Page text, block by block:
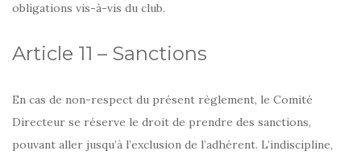
obligations vis-à-vis du club.
Article 11 – Sanctions
En cas de non-respect du présent règlement, le Comité
Directeur se réserve le droit de prendre des sanctions,
pouvant aller jusqu’à l’exclusion de l’adhérent. L’indiscipline,